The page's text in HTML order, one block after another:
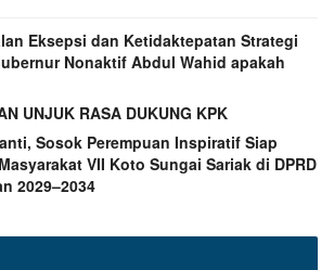
Eksepsi dan Ketidaktepatan Strategi
Nonaktif Abdul Wahid apakah
UNJUK RASA DUKUNG KPK
Sosok Perempuan Inspiratif Siap
VII Koto Sungai Sariak di DPRD
2029–2034